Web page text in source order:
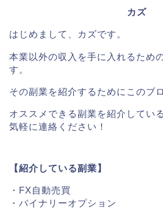
カズ
はじめまして、カズです。
本業以外の収入を手に入れるため
す。
その副業を紹介するためにこのブ
オススメできる副業を紹介してい
気軽に連絡ください！
【紹介している副業】
・FX自動売買
・バイナリーオプション